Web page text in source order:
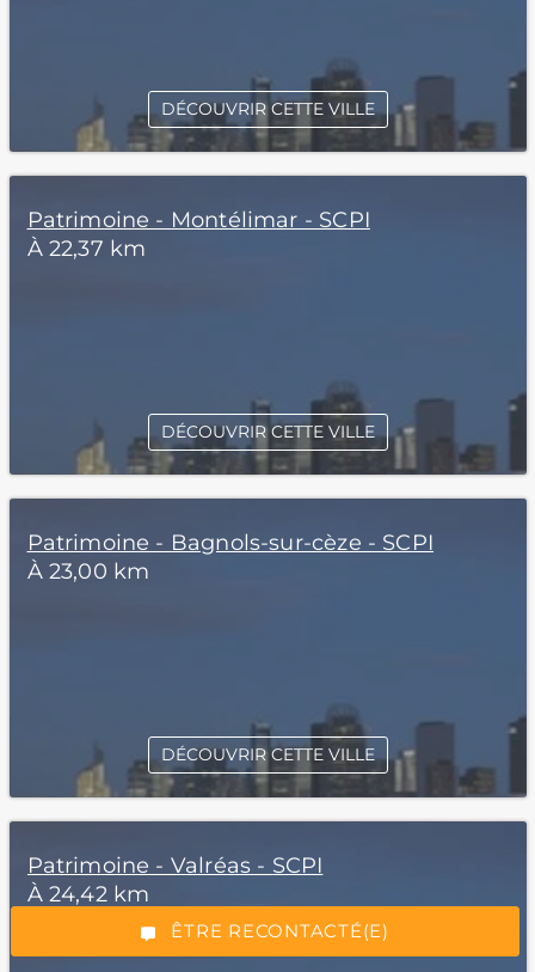
*Champs obligatoires
“Excellent”, 165 avis
ÊTRE RECONTACTÉ(E)
DÉCOUVRIR CETTE VILLE
Patrimoine - Montélimar - SCPI
À 22,37 km
DÉCOUVRIR CETTE VILLE
Patrimoine - Bagnols-sur-cèze - SCPI
À 23,00 km
DÉCOUVRIR CETTE VILLE
Patrimoine - Valréas - SCPI
À 24,42 km